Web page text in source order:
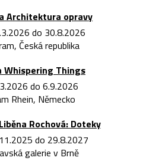
Architektura opravy
do 30.8.2026
Česká republika
Whispering Things
do 6.9.2026
Rhein, Německo
Rochová: Doteky
do 29.8.2027
galerie v Brně